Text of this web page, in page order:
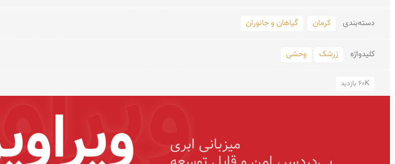
دسته‌بندی کرمان گیاهان و جانوران
کلید‌واژه زرشک وحشی
60K بازدید